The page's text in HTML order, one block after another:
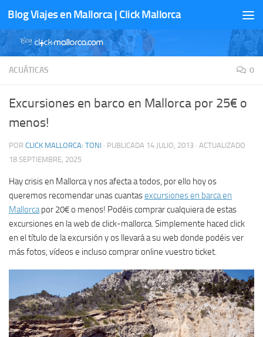
Saltar al contenido
Blog Viajes en Mallorca | Click Mallorca
ACUÁTICAS 0
Excursiones en barco en Mallorca por 25€ o
menos!
POR CLICK MALLORCA: TONI · PUBLICADA 14 JULIO, 2013 · ACTUALIZADO
18 SEPTIEMBRE, 2025
Hay crisis en Mallorca y nos afecta a todos, por ello hoy os
queremos recomendar unas cuantasexcursiones en barca en
Mallorca por 20€ o menos! Podéis comprar cualquiera de estas
excursiones en la web de click-mallorca. Simplemente haced click
en el título de la excursión y os llevará a su web donde podéis ver
más fotos, vídeos e incluso comprar online vuestro ticket.